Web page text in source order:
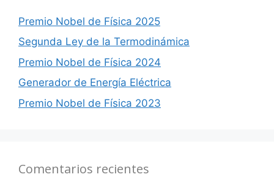
Premio Nobel de Física 2025
Segunda Ley de la Termodinámica
Premio Nobel de Física 2024
Generador de Energía Eléctrica
Premio Nobel de Física 2023
Comentarios recientes